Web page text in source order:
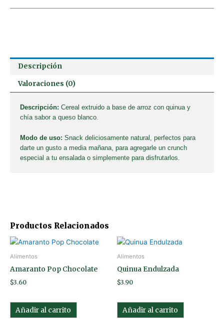
Productos Relacionados
Alimentos
Amaranto Pop Chocolate
$3.60
Añadir al carrito
Alimentos
Quinua Endulzada
$3.90
Añadir al carrito
Descripción
Valoraciones (0)
Descripción: Cereal extruido a base de arroz con quinua y
chía sabor a queso blanco.
Modo de uso: Snack deliciosamente natural, perfectos para
darte un gusto a media mañana, para agregarle un crunch
especial a tu ensalada o simplemente para disfrutarlos.